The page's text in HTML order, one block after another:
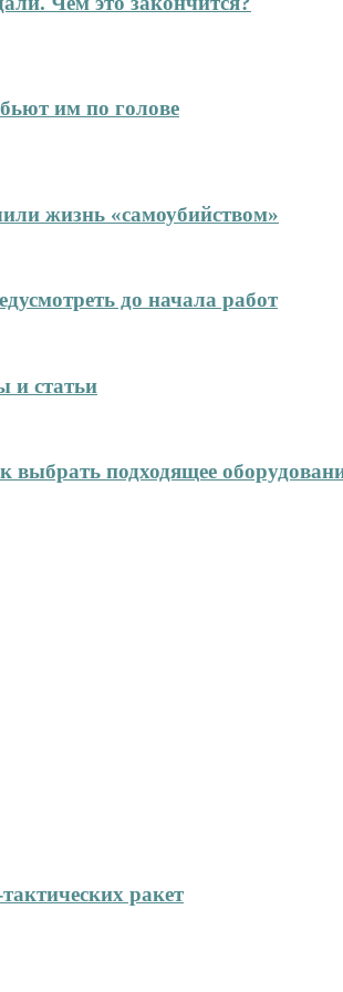
им по голове
жизнь «самоубийством»
до начала работ
и статьи
выбрать подходящее
ракет